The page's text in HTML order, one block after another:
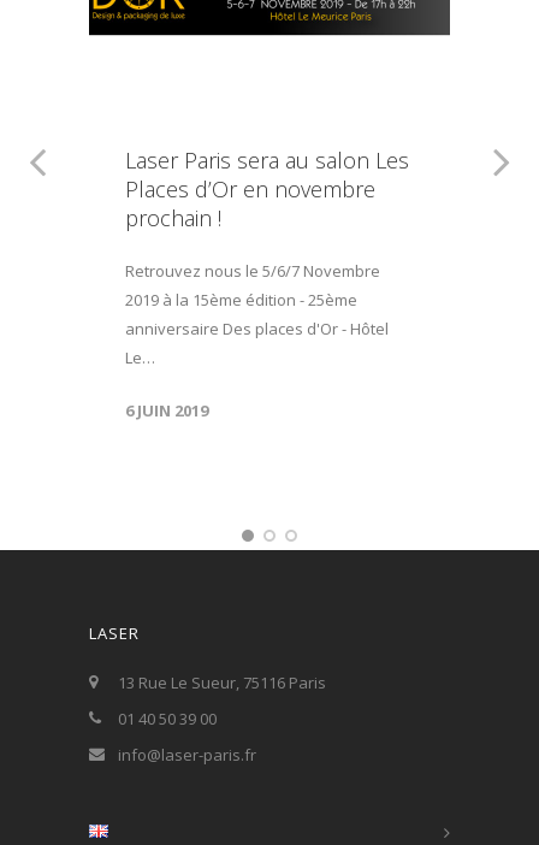
Laser Paris sera au salon Les
Places d’Or en novembre
prochain !
Retrouvez nous le 5/6/7 Novembre
2019 à la 15ème édition - 25ème
anniversaire Des places d'Or - Hôtel
Le…
6 JUIN 2019
LASER
13 Rue Le Sueur, 75116 Paris
01 40 50 39 00
info@laser-paris.fr